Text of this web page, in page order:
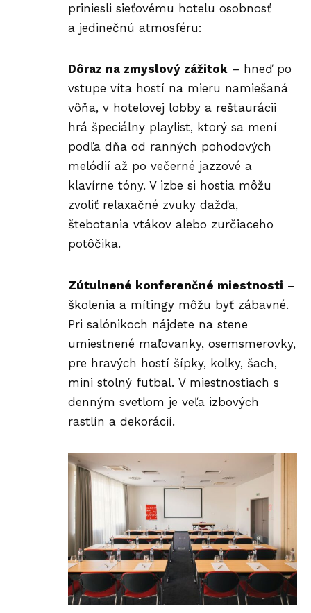
priniesli sieťovému hotelu osobnosť
a jedinečnú atmosféru:
Dôraz na zmyslový zážitok – hneď po
vstupe víta hostí na mieru namiešaná
vôňa, v hotelovej lobby a reštaurácii
hrá špeciálny playlist, ktorý sa mení
podľa dňa od ranných pohodových
melódií až po večerné jazzové a
klavírne tóny. V izbe si hostia môžu
zvoliť relaxačné zvuky dažďa,
štebotania vtákov alebo zurčiaceho
potôčika.
Zútulnené konferenčné miestnosti –
školenia a mítingy môžu byť zábavné.
Pri salónikoch nájdete na stene
umiestnené maľovanky, osemsmerovky,
pre hravých hostí šípky, kolky, šach,
mini stolný futbal. V miestnostiach s
denným svetlom je veľa izbových
rastlín a dekorácií.